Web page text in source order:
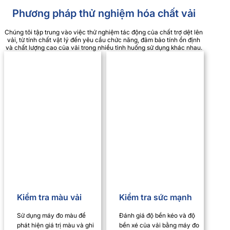
Phương pháp thử nghiệm hóa chất vải
Chúng tôi tập trung vào việc thử nghiệm tác động của chất trợ dệt lên
vải, từ tính chất vật lý đến yêu cầu chức năng, đảm bảo tính ổn định
và chất lượng cao của vải trong nhiều tình huống sử dụng khác nhau.
Kiểm tra màu vải
Sử dụng máy đo màu để
phát hiện giá trị màu và ghi
Kiểm tra sức mạnh
Đánh giá độ bền kéo và độ
bền xé của vải bằng máy đo